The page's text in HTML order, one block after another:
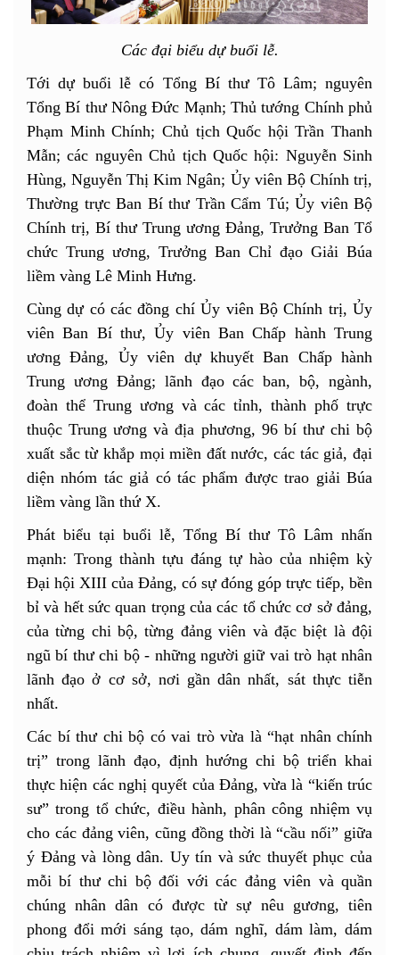
Các đại biểu dự buổi lễ.
Tới dự buổi lễ có Tổng Bí thư Tô Lâm; nguyên
Tổng Bí thư Nông Đức Mạnh; Thủ tướng Chính phủ
Phạm Minh Chính; Chủ tịch Quốc hội Trần Thanh
Mẫn; các nguyên Chủ tịch Quốc hội: Nguyễn Sinh
Hùng, Nguyễn Thị Kim Ngân; Ủy viên Bộ Chính trị,
Thường trực Ban Bí thư Trần Cẩm Tú; Ủy viên Bộ
Chính trị, Bí thư Trung ương Đảng, Trưởng Ban Tổ
chức Trung ương, Trưởng Ban Chỉ đạo Giải Búa
liềm vàng Lê Minh Hưng.
Cùng dự có các đồng chí Ủy viên Bộ Chính trị, Ủy
viên Ban Bí thư, Ủy viên Ban Chấp hành Trung
ương Đảng, Ủy viên dự khuyết Ban Chấp hành
Trung ương Đảng; lãnh đạo các ban, bộ, ngành,
đoàn thể Trung ương và các tỉnh, thành phố trực
thuộc Trung ương và địa phương, 96 bí thư chi bộ
xuất sắc từ khắp mọi miền đất nước, các tác giả, đại
diện nhóm tác giả có tác phẩm được trao giải Búa
liềm vàng lần thứ X.
Phát biểu tại buổi lễ, Tổng Bí thư Tô Lâm nhấn
mạnh: Trong thành tựu đáng tự hào của nhiệm kỳ
Đại hội XIII của Đảng, có sự đóng góp trực tiếp, bền
bỉ và hết sức quan trọng của các tổ chức cơ sở đảng,
của từng chi bộ, từng đảng viên và đặc biệt là đội
ngũ bí thư chi bộ - những người giữ vai trò hạt nhân
lãnh đạo ở cơ sở, nơi gần dân nhất, sát thực tiễn
nhất.
Các bí thư chi bộ có vai trò vừa là “hạt nhân chính
trị” trong lãnh đạo, định hướng chi bộ triển khai
thực hiện các nghị quyết của Đảng, vừa là “kiến trúc
sư” trong tổ chức, điều hành, phân công nhiệm vụ
cho các đảng viên, cũng đồng thời là “cầu nối” giữa
ý Đảng và lòng dân. Uy tín và sức thuyết phục của
mỗi bí thư chi bộ đối với các đảng viên và quần
chúng nhân dân có được từ sự nêu gương, tiên
phong đổi mới sáng tạo, dám nghĩ, dám làm, dám